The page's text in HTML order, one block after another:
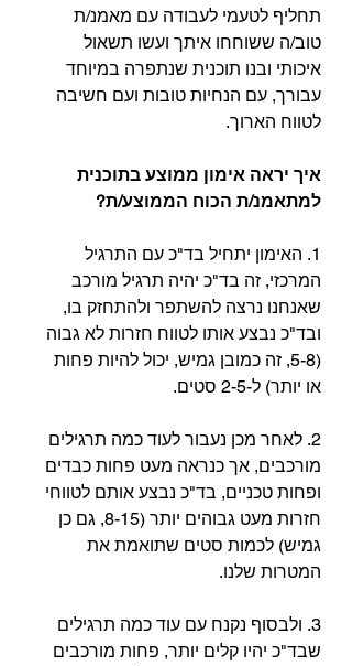
תחליף לטעמי לעבודה עם מאמנ/ת
טוב/ה ששוחחו איתך ועשו תשאול
איכותי ובנו תוכנית שנתפרה במיוחד
עבורך, עם הנחיות טובות ועם חשיבה
לטווח הארוך.⁣
איך יראה אימון ממוצע בתוכנית
למתאמנ/ת הכוח הממוצע/ת? ⁣
1. האימון יתחיל בד"כ עם התרגיל
המרכזי, זה בד"כ יהיה תרגיל מורכב
שאנחנו נרצה להשתפר ולהתחזק בו,
ובד"כ נבצע אותו לטווח חזרות לא גבוה
(5-8, זה כמובן גמיש, יכול להיות פחות
או יותר) ל-2-5 סטים.⁣
2. לאחר מכן נעבור לעוד כמה תרגילים
מורכבים, אך כנראה מעט פחות כבדים
ופחות טכניים, בד"כ נבצע אותם לטווחי
חזרות מעט גבוהים יותר (8-15, גם כן
גמיש) לכמות סטים שתואמת את
המטרות שלנו.⁣
3. ולבסוף נקנח עם עוד כמה תרגילים
שבד"כ יהיו קלים יותר, פחות מורכבים